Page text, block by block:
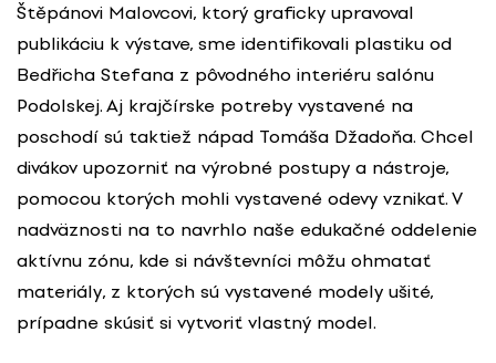
Štěpánovi Malovcovi, ktorý graficky upravoval
publikáciu k výstave, sme identifikovali plastiku od
Bedřicha Stefana z pôvodného interiéru salónu
Podolskej. Aj krajčírske potreby vystavené na
poschodí sú taktiež nápad Tomáša Džadoňa. Chcel
divákov upozorniť na výrobné postupy a nástroje,
pomocou ktorých mohli vystavené odevy vznikať. V
nadväznosti na to navrhlo naše edukačné oddelenie
aktívnu zónu, kde si návštevníci môžu ohmatať
materiály, z ktorých sú vystavené modely ušité,
prípadne skúsiť si vytvoriť vlastný model.